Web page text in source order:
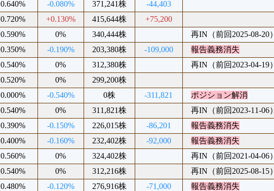
0.640% -0.080% 371,241株
-44,403
0.720% +0.130% 415,644株
+75,200
0.590% 0% 340,444株
再IN（前回2025-08-20）
0.350% -0.190% 203,380株 -109,000
報告義務消失
0.540% 0% 312,380株
再IN（前回2023-04-19）
0.520% 0%
299,200株
0.000% -0.540% 0株 -311,821
ポジション解消
0.540% 0% 311,821株
再IN（前回2023-11-06）
0.390% -0.150% 226,015株 -86,201
報告義務消失
0.400% -0.160% 232,402株 -92,000
報告義務消失
0.560% 0% 324,402株
再IN（前回2021-04-06）
0.540% 0% 312,216株
再IN（前回2025-08-15）
0.480% -0.120% 276,916株 -71,000
報告義務消失